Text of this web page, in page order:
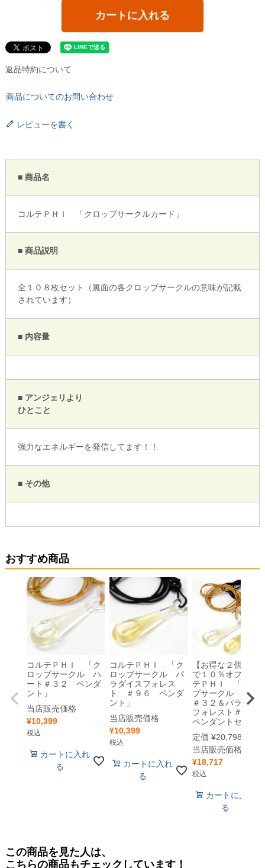
カートに入れる
返品特約について
商品についてのお問い合わせ
レビューを書く
■ 商品名
コルテＰＨＩ 「クロップサークルカード」
■ 商品説明
全１０８枚セット（裏面の各クロップサークルの意味が記載
されています）
■ 内容量
■ アンジェリより
ひとこと
強力なエネルギーを発信してます！！
■ その他
おすすめ商品
コルテＰＨＩ 「ク
ロップサークル ハ
ート＃３２ ペンダ
ント」
当店販売価格
¥10,399
税込
カートに入れ
る
コルテＰＨＩ 「ク
ロップサークル パ
ラダイスフォレス
ト ＃９６ ペンダ
ント」
当店販売価格
¥10,399
税込
カートに入れ
る
【お得な２個セッ
で１０％オフ】コ
テＰＨＩ 「クロ
プサークル ハー
＃３２＆パラダイ
フォレスト＃９
ペンダントセット
定価 ¥20,798
当店販売価格
¥18,717
税込
カートに入れ
る
この商品を見た人は、
こちらの商品もチェックしています！